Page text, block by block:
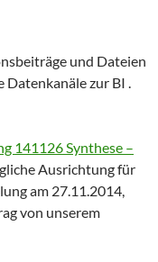
und Dateien
zur BI .
141126 Synthese –
Ausrichtung für
am 27.11.2014,
von unserem